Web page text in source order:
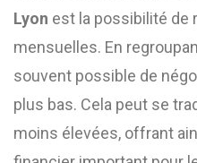
Lyon est la possibilité de
mensuelles. En
souvent possible de
plus bas. Cela peut se
moins élevées, offrant